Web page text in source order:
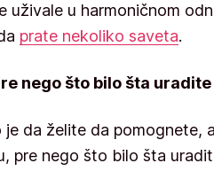
uživale u harmoničnom
prate nekoliko saveta.
nego što bilo šta uradite
je da želite da pomognete,
pre nego što bilo šta